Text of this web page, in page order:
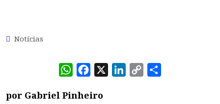
Notícias
WhatsAppFacebook LinkedIn
Copy
por Gabriel Pinheiro